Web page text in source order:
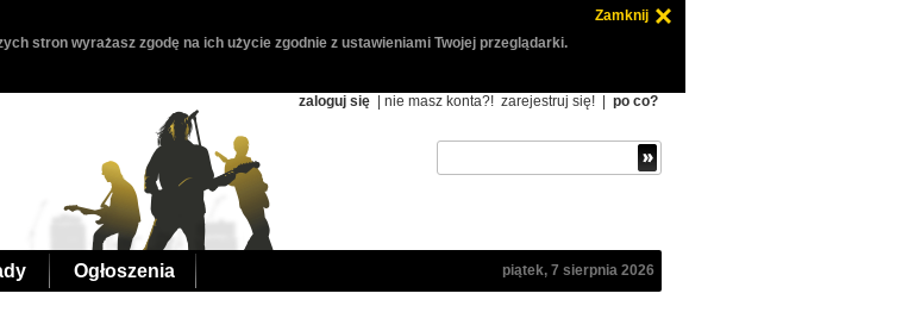
Zamknij
stron wyrażasz zgodę na ich użycie zgodnie z ustawieniami Twojej przeglądarki.
zaloguj się | nie masz konta?! zarejestruj się! po co?
Ogłoszenia piątek, 7 sierpnia 2026